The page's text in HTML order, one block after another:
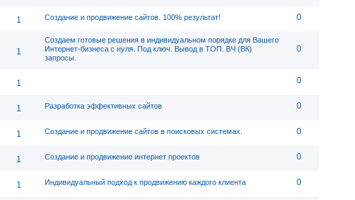
1 Создание и продвижение сайтов. 100% результат! 0
1
Создаем готовые решения в индивидуальном порядке для Вашего
Интернет-бизнеса с нуля. Под ключ. Вывод в ТОП. ВЧ (ВК)
запросы.
0
1 0
1 Разработка эффективных сайтов 0
1 Создание и продвижение сайтов в поисковых системах. 0
1 Создание и продвижение интернет проектов 0
1 Индивидуальный подход к продвижению каждого клиента 0